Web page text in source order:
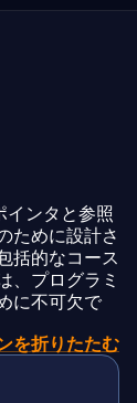
インタと参照
ために設計さ
括的なコース
、プログラミ
に不可欠で
を折りたたむ